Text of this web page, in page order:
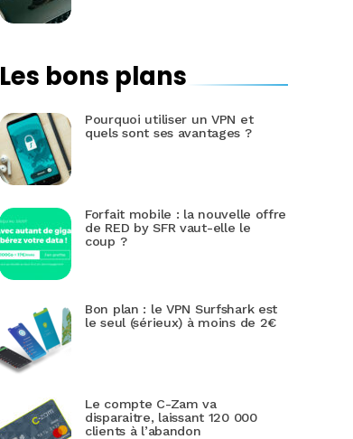
Les bons plans
Pourquoi utiliser un VPN et
quels sont ses avantages ?
Forfait mobile : la nouvelle offre
de RED by SFR vaut-elle le
coup ?
Bon plan : le VPN Surfshark est
le seul (sérieux) à moins de 2€
Le compte C-Zam va
disparaitre, laissant 120 000
clients à l’abandon